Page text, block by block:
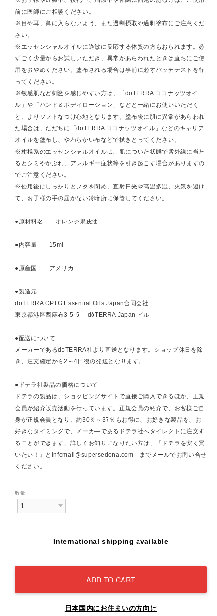
前に医師にご相談ください。
※目や耳、鼻に入らないよう、また過剰摂取や過剰塗布にご注意くだ
さい。
※エッセンシャルオイルに過敏に反応する体質の方もおられます。必
ずごく少量からお試しいただき、異常があらわれたときは直ちにご使
用をおやめください。塗布される場合は事前に必ずパッチテストを行
ってください。
※敏感肌など刺激を感じやすい方は、「dōTERRA ココナッツオイ
ル」や「ハンド＆ボディローション」などと一緒にお使いいただく
と、よりソフトなつけ心地となります。塗布後に肌に異常があらわれ
た場合は、ただちに「dōTERRA ココナッツオイル」などのキャリア
オイルを塗布し、やわらかい布などで拭きとってください。
※柑橘系のエッセンシャルオイルは、肌についた状態で紫外線に当た
るとシミやかぶれ、アレルギー症状等を引き起こす場合がありますの
でご注意ください。
※使用後はしっかりとフタを閉め、直射日光や高温多湿、火気を避け
て、お子様の手の届かない冷暗所に保管してください。
●原材料名 オレンジ果皮油
●内容量 15ml
●原産国 アメリカ
●製造元
doTERRA CPTG Essential Oils Japan合同会社
東京都港区西麻布3-5-5 dōTERRA Japan ビル
●配送について
メーカーであるdoTERRA社より直送となります。ショップ休日を除
き、注文確定から2～4日後の発送となります。
●ドテラ社製品の価格について
ドテラの製品は、ショッピングサイトで直接ご購入できるほか、正規
会員が紹介販売活動を行っています。正規会員の紹介で、お客様ご自
身が正規会員となり、約30％～37％もお得に、お好きな製品を、お
好きなタイミングで、メーカ―であるドテラ社へダイレクトに注文す
ることができます。詳しくお知りになりたい方は、『ドテラを安く買
いたい！』と infomail@supersedona.com までメールでお問い合せ
ください。
数量
International shipping available
ADD TO CART
日本国内にお住まいの方向け